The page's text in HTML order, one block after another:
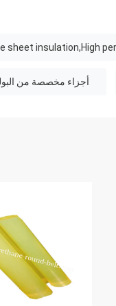
sheet insulation,High
أجزاء مخصصة من